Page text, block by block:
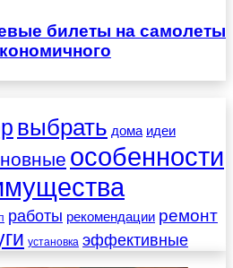
билеты на самолеты
выбрать дома идеи
особенности
работы рекомендации ремонт
установка эффективные